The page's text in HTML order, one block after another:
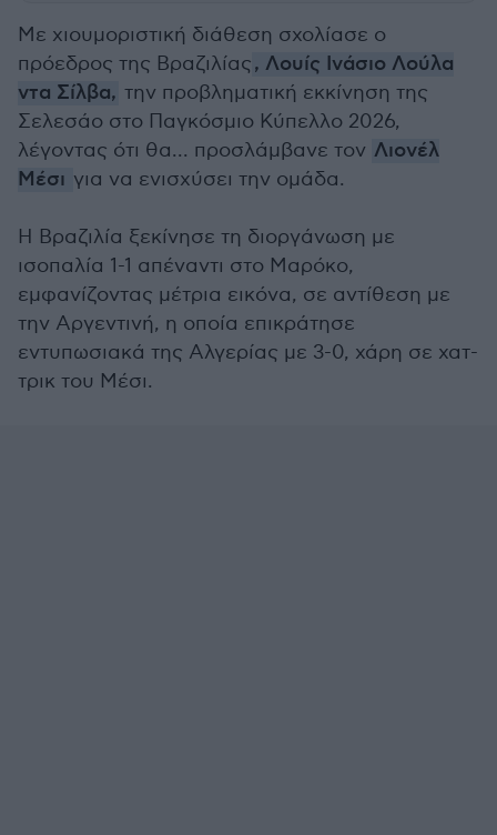
Με χιουμοριστική διάθεση σχολίασε ο
πρόεδρος της Βραζιλίας, Λουίς Ινάσιο Λούλα
ντα Σίλβα, την προβληματική εκκίνηση της
Σελεσάο στο Παγκόσμιο Κύπελλο 2026,
λέγοντας ότι θα... προσλάμβανε τον Λιονέλ
Μέσι για να ενισχύσει την ομάδα.
Η Βραζιλία ξεκίνησε τη διοργάνωση με
ισοπαλία 1-1 απέναντι στο Μαρόκο,
εμφανίζοντας μέτρια εικόνα, σε αντίθεση με
την Αργεντινή, η οποία επικράτησε
εντυπωσιακά της Αλγερίας με 3-0, χάρη σε χατ-
τρικ του Μέσι.